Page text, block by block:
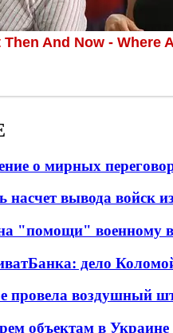
о мирных
вывода войск
"помощи" военному
дело
провела воздушный
объектам в